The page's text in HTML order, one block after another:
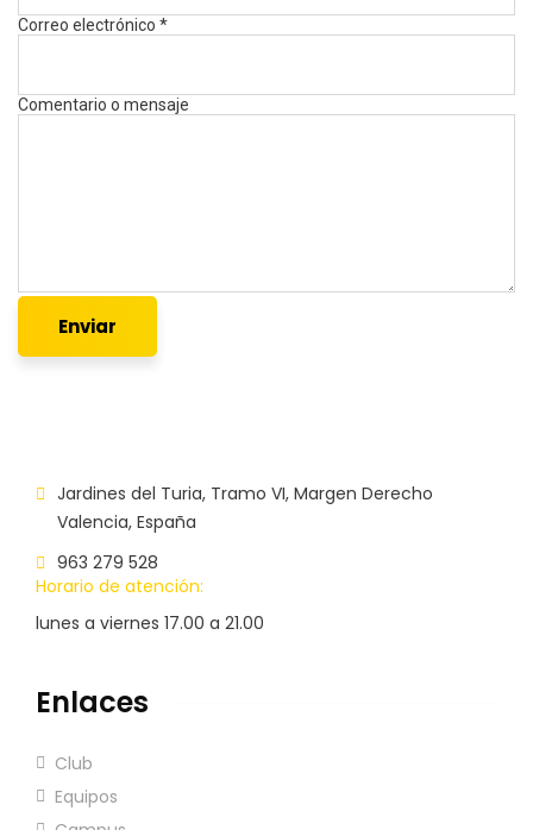
Correo electrónico *
Comentario o mensaje
Enviar
Jardines del Turia, Tramo VI, Margen Derecho
Valencia, España
963 279 528
Horario de atención:
lunes a viernes 17.00 a 21.00
Enlaces
Club
Equipos